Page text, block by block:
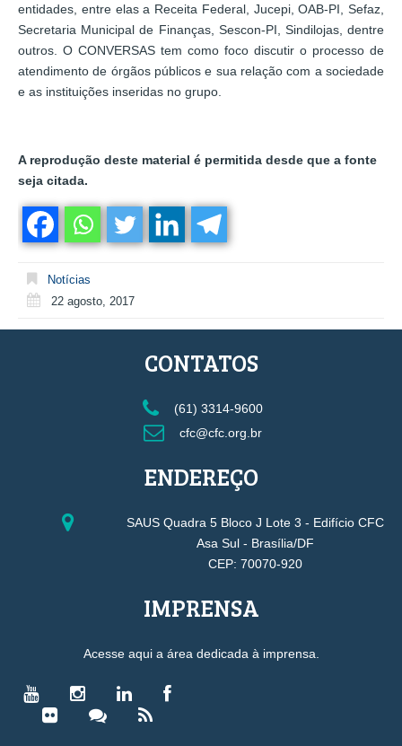
entidades, entre elas a Receita Federal, Jucepi, OAB-PI, Sefaz,
Secretaria Municipal de Finanças, Sescon-PI, Sindilojas, dentre
outros. O CONVERSAS tem como foco discutir o processo de
atendimento de órgãos públicos e sua relação com a sociedade
e as instituições inseridas no grupo.
A reprodução deste material é permitida desde que a fonte
seja citada.
Notícias
22 agosto, 2017
CONTATOS
(61) 3314-9600
cfc@cfc.org.br
ENDEREÇO
SAUS Quadra 5 Bloco J Lote 3 - Edifício CFC
Asa Sul - Brasília/DF
CEP: 70070-920
IMPRENSA
Acesse aqui a área dedicada à imprensa.